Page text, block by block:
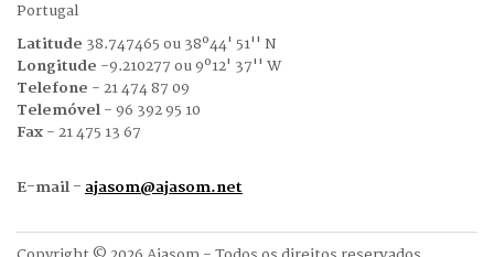
Portugal
Latitude 38.747465 ou 38º44' 51'' N
Longitude -9.210277 ou 9º12' 37'' W
Telefone - 21 474 87 09
Telemóvel - 96 392 95 10
Fax - 21 475 13 67
E-mail - ajasom@ajasom.net